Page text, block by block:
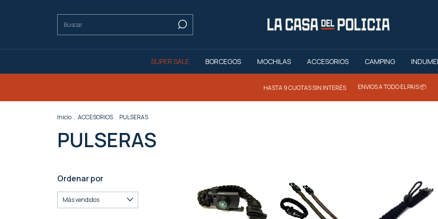
SUPER SALE BORCEGOS MOCHILAS ACCESORIOS CAMPING
HASTA 9 CUOTAS SIN INTERÉS ENVIOS A TODO EL PAIS 📦 20% off
Inicio . ACCESORIOS . PULSERAS
PULSERAS
Ordenar por